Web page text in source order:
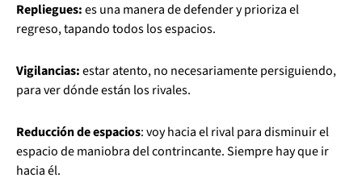
Repliegues:es una manera de defender y prioriza el
regreso, tapando todos los espacios.
Vigilancias:estar atento, no necesariamente persiguiendo,
para ver dónde están los rivales.
Reducción de espacios: voy hacia el rival para disminuir el
espacio de maniobra del contrincante. Siempre hay que ir
hacia él.